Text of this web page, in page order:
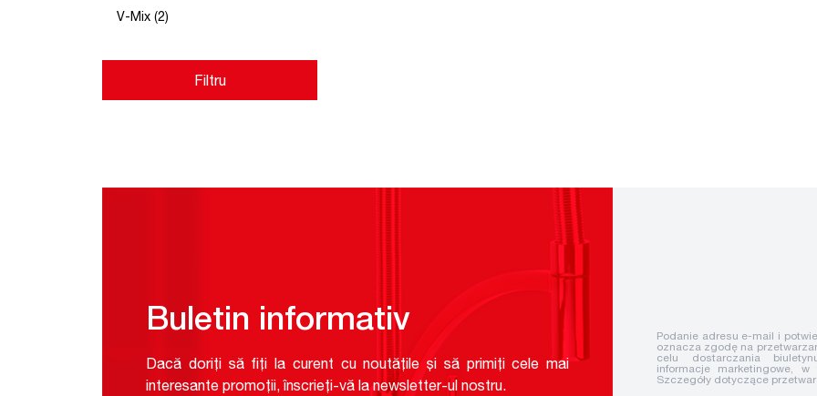
V-Mix (2)
Filtru
Buletin informativ
Dacă doriți să fiți la curent cu noutățile și să primiți cele mai
interesante promoții, înscrieți-vă la newsletter-ul nostru.
Podanie adresu e-mail i
oznacza zgodę na
celu dostarczania
informacje marketingowe,
Szczegóły dotyczące